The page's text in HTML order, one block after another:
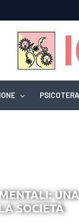
UNA
SOCIETÀ